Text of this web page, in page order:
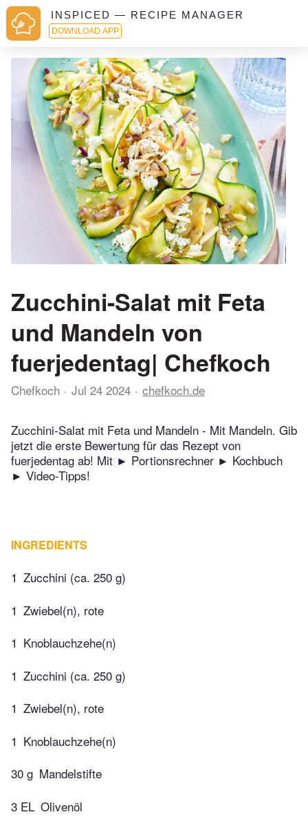
INSPICED — RECIPE MANAGER
DOWNLOAD APP
Zucchini-Salat mit Feta
und Mandeln von
fuerjedentag| Chefkoch
Chefkoch Jul 24 2024 chefkoch.de
Zucchini-Salat mit Feta und Mandeln - Mit Mandeln. Gib
jetzt die erste Bewertung für das Rezept von
fuerjedentag ab! Mit ► Portionsrechner ► Kochbuch
► Video-Tipps!
INGREDIENTS
1 Zucchini (ca. 250 g)
1 Zwiebel(n), rote
1 Knoblauchzehe(n)
1 Zucchini (ca. 250 g)
1 Zwiebel(n), rote
1 Knoblauchzehe(n)
30 g Mandelstifte
3 EL Olivenöl